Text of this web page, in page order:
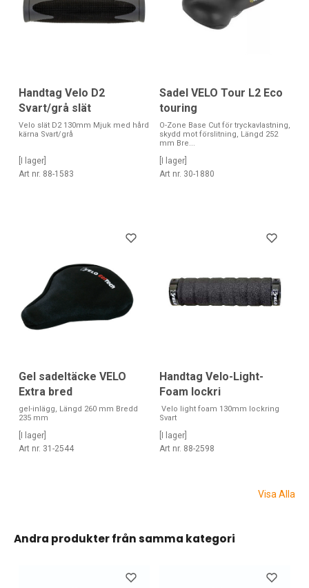
Handtag Velo D2
Svart/grå slät
Velo slät D2 130mm Mjuk med hård
kärna Svart/grå
[I lager]
Art nr. 88-1583
Sadel VELO Tour L2 Eco
touring
O-Zone Base Cut för tryckavlastning,
skydd mot förslitning, Längd 252
mm Bre...
[I lager]
Art nr. 30-1880
Gel sadeltäcke VELO
Extra bred
gel-inlägg, Längd 260 mm Bredd
235 mm
[I lager]
Art nr. 31-2544
Handtag Velo-Light-
Foam lockri
Velo light foam 130mm lockring
Svart
[I lager]
Art nr. 88-2598
Visa Alla
Andra produkter från samma kategori